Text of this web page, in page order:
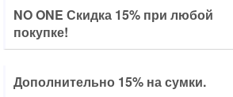
NO ONE Скидка 15% при любой
покупке!
Дополнительно 15% на сумки.